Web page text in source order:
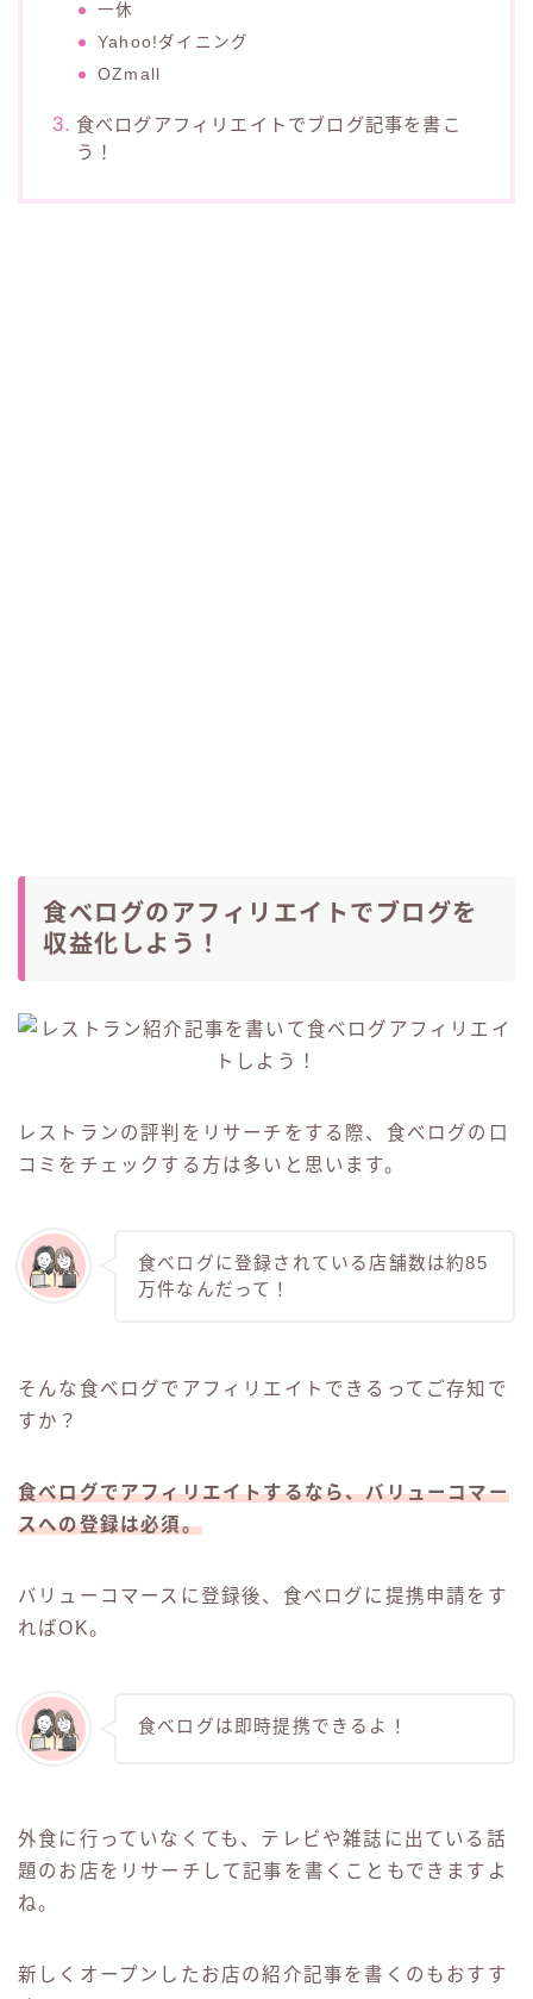
一休
Yahoo!ダイニング
OZmall
食べログアフィリエイトでブログ記事を書こ
う！
食べログのアフィリエイトでブログを
収益化しよう！
レストランの評判をリサーチをする際、食べログの口
コミをチェックする方は多いと思います。
食べログに登録されている店舗数は約85
万件なんだって！
そんな食べログでアフィリエイトできるってご存知で
すか？
食べログでアフィリエイトするなら、バリューコマー
スへの登録は必須。
バリューコマースに登録後、食べログに提携申請をす
ればOK。
食べログは即時提携できるよ！
外食に行っていなくても、テレビや雑誌に出ている話
題のお店をリサーチして記事を書くこともできますよ
ね。
新しくオープンしたお店の紹介記事を書くのもおすす